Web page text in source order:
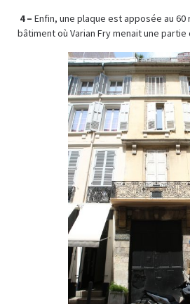
4 – Enfin, une plaque est apposée au 60
bâtiment où Varian Fry menait une